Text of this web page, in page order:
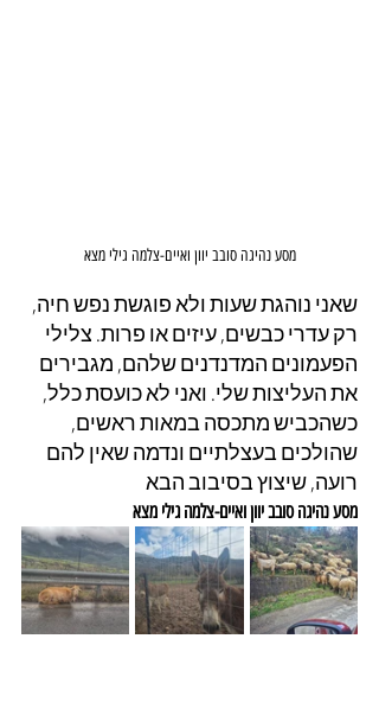
מסע נהיגה סובב יוון ואיים-צלמה גילי מצא
שאני נוהגת שעות ולא פוגשת נפש חיה,
רק עדרי כבשים, עיזים או פרות. צלילי
הפעמונים המדנדנים שלהם, מגבירים
את העליצות שלי. ואני לא כועסת כלל,
כשהכביש מתכסה במאות ראשים,
שהולכים בעצלתיים ונדמה שאין להם
רועה, שיצוץ בסיבוב הבא
מסע נהיגה סובב יוון ואיים-צלמה גילי מצא